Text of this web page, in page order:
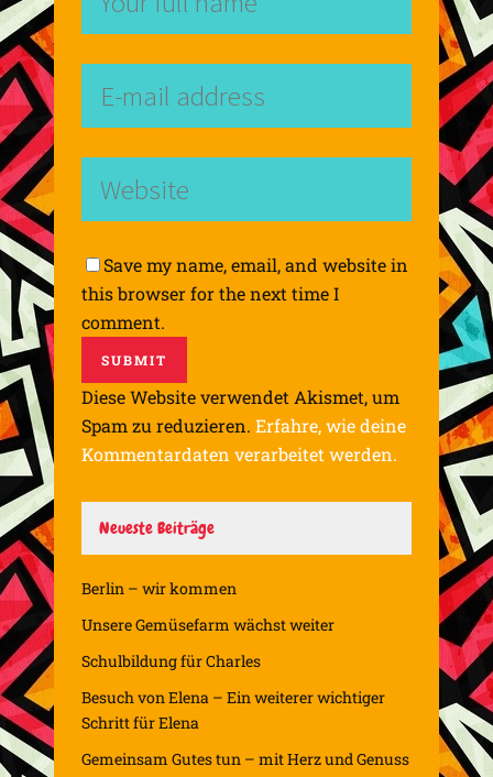
Save my name, email, and website in
this browser for the next time I
comment.
Diese Website verwendet Akismet, um
Spam zu reduzieren. Erfahre, wie deine
Kommentardaten verarbeitet werden.
Neueste Beiträge
Berlin – wir kommen
Unsere Gemüsefarm wächst weiter
Schulbildung für Charles
Besuch von Elena – Ein weiterer wichtiger
Schritt für Elena
Gemeinsam Gutes tun – mit Herz und Genuss